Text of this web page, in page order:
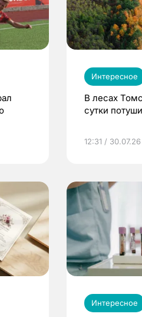
Интересное
В лесах
сутки
12:31 / 30.07.26
Интересное